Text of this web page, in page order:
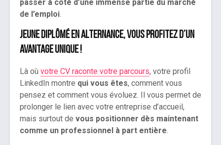
passer à côté d’une immense partie du marché
de l’emploi.
Jeune diplômé en alternance, vous profitez d’un
avantage unique !
Là où votre CV raconte votre parcours, votre profil
LinkedIn montre qui vous êtes, comment vous
pensez et comment vous évoluez. Il vous permet de
prolonger le lien avec votre entreprise d’accueil,
mais surtout de vous positionner dès maintenant
comme un professionnel à part entière.